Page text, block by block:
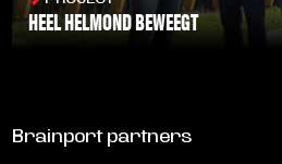
HEEL HELMOND BEWEEGT
Brainport partners